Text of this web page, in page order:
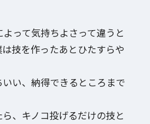
よって気持ちよさって違うと
技を作ったあとひたすらや
い、納得できるところまで
、キノコ投げるだけの技と